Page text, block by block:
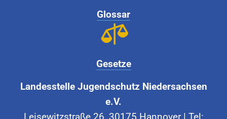
Glossar

Gesetze
Landesstelle Jugendschutz Niedersachsen
e.V.